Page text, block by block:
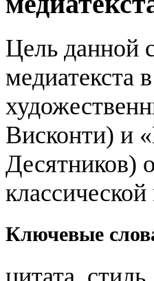
Цель данной
медиатекста
Висконти) и
Десятников)
Ключевые